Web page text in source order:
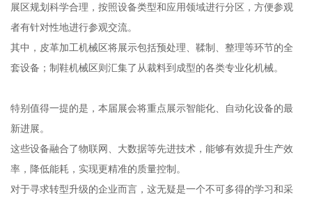
展区规划科学合理，按照设备类型和应用领域进行分区，方便参观
者有针对性地进行参观交流。
其中，皮革加工机械区将展示包括预处理、鞣制、整理等环节的全
套设备；制鞋机械区则汇集了从裁料到成型的各类专业化机械。
特别值得一提的是，本届展会将重点展示智能化、自动化设备的最
新进展。
这些设备融合了物联网、大数据等先进技术，能够有效提升生产效
率，降低能耗，实现更精准的质量控制。
对于寻求转型升级的企业而言，这无疑是一个不可多得的学习和采